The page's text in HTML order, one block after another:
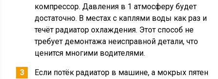
компрессор. Давления в 1 атмосферу будет
достаточно. В местах с каплями воды как раз и
течёт радиатор охлаждения. Этот способ не
требует демонтажа неисправной детали, что
ценится многими водителями.
Если потёк радиатор в машине, а мокрых пятен